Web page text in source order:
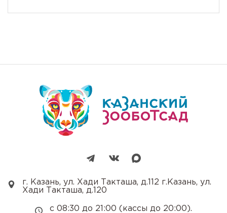
г. Казань, ул. Хади Такташа, д.112 г.Казань, ул.
Хади Такташа, д.120
с 08:30 до 21:00 (кассы до 20:00).